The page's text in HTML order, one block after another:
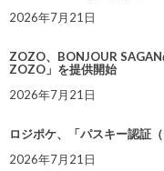
2026年7月21日
ZOZO、BONJOUR
ZOZO」を提供開始
2026年7月21日
ロジポケ、「パスキー認証
2026年7月21日